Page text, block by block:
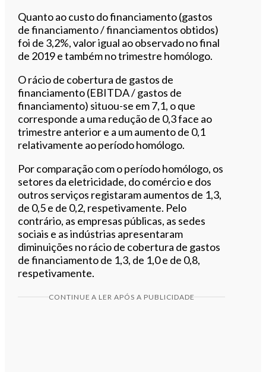
Quanto ao custo do financiamento (gastos
de financiamento / financiamentos obtidos)
foi de 3,2%, valor igual ao observado no final
de 2019 e também no trimestre homólogo.
O rácio de cobertura de gastos de
financiamento (EBITDA / gastos de
financiamento) situou-se em 7,1, o que
corresponde a uma redução de 0,3 face ao
trimestre anterior e a um aumento de 0,1
relativamente ao período homólogo.
Por comparação com o período homólogo, os
setores da eletricidade, do comércio e dos
outros serviços registaram aumentos de 1,3,
de 0,5 e de 0,2, respetivamente. Pelo
contrário, as empresas públicas, as sedes
sociais e as indústrias apresentaram
diminuições no rácio de cobertura de gastos
de financiamento de 1,3, de 1,0 e de 0,8,
respetivamente.
CONTINUE A LER APÓS A PUBLICIDADE